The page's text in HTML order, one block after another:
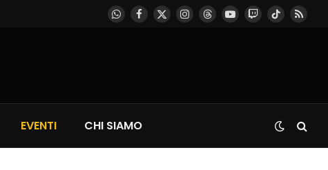
WhatsApp
Facebook
X
Instagram
ThreadsYouTube
TwitchTikTok
RSS
EVENTI CHI SIAMO
Weave, le Novità dal Direct di Nintendo